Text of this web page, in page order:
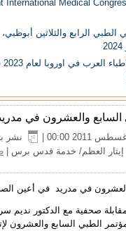
International Medical
الطبي الرابع والثلاثين
السابع والعشرون في
العظم/ خدمة قدس برس |
في مدريد في أعين
صحفية مع الدكتور نديم
الطبي السابع والعشرون